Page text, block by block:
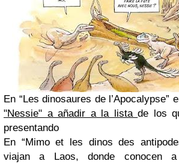
En “Les dinosaures de l’Apocalypse”
"Nessie" a añadir a la listade los
presentando
En “Mimo et les dinos des
viajan a Laos, donde conocen